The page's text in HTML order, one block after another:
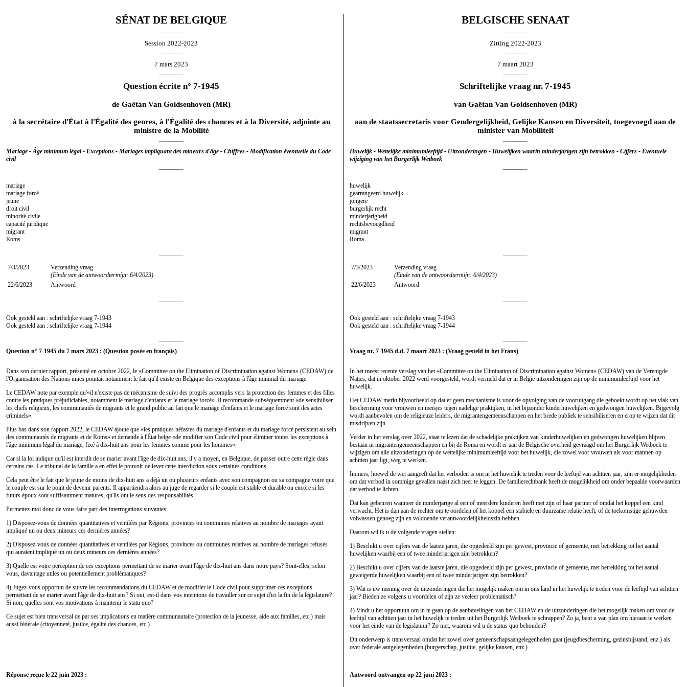
SÉNAT DE BELGIQUE BELGISCHE SENAAT
Session 2022-2023 Zitting 2022-2023
7 mars 2023 7 maart 2023
Question écrite n° 7-1945 Schriftelijke vraag nr. 7-1945
deGaëtan Van Goidsenhoven (MR) van Gaëtan Van Goidsenhoven(MR)
à la secrétaire d'État à l'Égalité des genres, à l'Égalité des chances et à la Diversité, adjointe au
ministre de la Mobilité
aan de staatssecretaris voor Gendergelijkheid, Gelijke Kansen en Diversiteit, toegevoegd aan de
minister van Mobiliteit
Mariage - Âge minimum légal - Exceptions - Mariages impliquant des mineurs d'âge - Chiffres - Modification éventuelle du Code
civil
Huwelijk - Wettelijke minimumleeftijd - Uitzonderingen - Huwelijken waarin minderjarigen zijn betrokken - Cijfers - Eventuele
wijziging van het Burgerlijk Wetboek
mariage
mariage forcé
jeune
droit civil
minorité civile
capacité juridique
migrant
Roms
huwelijk
gearrangeerd huwelijk
jongere
burgerlijk recht
minderjarigheid
rechtsbevoegdheid
migrant
Roma
7/3/2023
Verzending vraag
(Einde van de antwoordtermijn: 6/4/2023)
22/6/2023
Antwoord
7/3/2023
Verzending vraag
(Einde van de antwoordtermijn: 6/4/2023)
22/6/2023
Antwoord
Ook gesteld aan : schriftelijke vraag 7-1943
Ook gesteld aan : schriftelijke vraag 7-1944
Ook gesteld aan : schriftelijke vraag 7-1943
Ook gesteld aan : schriftelijke vraag 7-1944
Question n° 7-1945 du 7 mars 2023 : (Question posée en français) Vraag nr. 7-1945 d.d. 7 maart 2023 : (Vraag gesteld in het Frans)
Dans son dernier rapport, présenté en octobre 2022, le «Committee on the Elimination of Discrimination against Women» (CEDAW) de
l'Organisation des Nations unies pointait notamment le fait qu'il existe en Belgique des exceptions à l'âge minimal du mariage.
Le CEDAW note par exemple qu'«il n'existe pas de mécanisme de suivi des progrès accomplis vers la protection des femmes et des filles
contre les pratiques préjudiciables, notamment le mariage d'enfants et le mariage forcé». Il recommande subséquemment «de sensibiliser
les chefs religieux, les communautés de migrants et le grand public au fait que le mariage d'enfants et le mariage forcé sont des actes
criminels».
Plus bas dans son rapport 2022, le CEDAW ajoute que «les pratiques néfastes du mariage d'enfants et du mariage forcé persistent au sein
des communautés de migrants et de Roms» et demande à l'État belge «de modifier son Code civil pour éliminer toutes les exceptions à
l'âge minimum légal du mariage, fixé à dix-huit ans pour les femmes comme pour les hommes».
Car si la loi indique qu'il est interdit de se marier avant l'âge de dix-huit ans, il y a moyen, en Belgique, de passer outre cette règle dans
certains cas. Le tribunal de la famille a en effet le pouvoir de lever cette interdiction sous certaines conditions.
Cela peut être le fait que le jeune de moins de dix-huit ans a déjà un ou plusieurs enfants avec son compagnon ou sa compagne voire que
le couple est sur le point de devenir parents. Il appartiendra alors au juge de regarder si le couple est stable et durable ou encore si les
futurs époux sont suffisamment matures, qu'ils ont le sens des responsabilités.
Permettez-moi donc de vous faire part des interrogations suivantes:
1) Disposez-vous de données quantitatives et ventilées par Régions, provinces ou communes relatives au nombre de mariages ayant
impliqué un ou deux mineurs ces dernières années?
2) Disposez-vous de données quantitatives et ventilées par Régions, provinces ou communes relatives au nombre de mariages refusés
qui auraient impliqué un ou deux mineurs ces dernières années?
3) Quelle est votre perception de ces exceptions permettant de se marier avant l'âge de dix-huit ans dans notre pays? Sont-elles, selon
vous, davantage utiles ou potentiellement problématiques?
4) Jugez-vous opportun de suivre les recommandations du CEDAW et de modifier le Code civil pour supprimer ces exceptions
permettant de se marier avant l'âge de dix-huit ans? Si oui, est-il dans vos intentions de travailler sur ce sujet d'ici la fin de la législature?
Si non, quelles sont vos motivations à maintenir le statu quo?
Ce sujet est bien transversal de par ses implications en matière communautaire (protection de la jeunesse, aide aux familles, etc.) mais
aussi fédérale (citoyenneté, justice, égalité des chances, etc.).
In het meest recente verslag van het «Committee on the Elimination of Discrimination against Women» (CEDAW) van de Verenigde
Naties, dat in oktober 2022 werd voorgesteld, wordt vermeld dat er in België uitzonderingen zijn op de minimumleeftijd voor het
huwelijk.
Het CEDAW merkt bijvoorbeeld op dat er geen mechanisme is voor de opvolging van de vooruitgang die geboekt wordt op het vlak van
bescherming voor vrouwen en meisjes tegen nadelige praktijken, in het bijzonder kinderhuwelijken en gedwongen huwelijken. Bijgevolg
wordt aanbevolen om de religieuze leiders, de migrantengemeenschappen en het brede publiek te sensibiliseren en erop te wijzen dat dit
misdrijven zijn.
Verder in het verslag over 2022, staat te lezen dat de schadelijke praktijken van kinderhuwelijken en gedwongen huwelijken blijven
bestaan in migrantengemeenschappen en bij de Roma en wordt er aan de Belgische overheid gevraagd om het Burgerlijk Wetboek te
wijzigen om alle uitzonderingen op de wettelijke minimumleeftijd voor het huwelijk, die zowel voor vrouwen als voor mannen op
achttien jaar ligt, weg te werken.
Immers, hoewel de wet aangeeft dat het verboden is om in het huwelijk te treden voor de leeftijd van achttien jaar, zijn er mogelijkheden
om dat verbod in sommige gevallen naast zich neer te leggen. De familierechtbank heeft de mogelijkheid om onder bepaalde voorwaarden
dat verbod te lichten.
Dat kan gebeuren wanneer de minderjarige al een of meerdere kinderen heeft met zijn of haar partner of omdat het koppel een kind
verwacht. Het is dan aan de rechter om te oordelen of het koppel een stabiele en duurzame relatie heeft, of de toekomstige gehuwden
volwassen genoeg zijn en voldoende verantwoordelijkheidszin hebben.
Daarom wil ik u de volgende vragen stellen:
1) Beschikt u over cijfers van de laatste jaren, die opgedeeld zijn per gewest, provincie of gemeente, met betrekking tot het aantal
huwelijken waarbij een of twee minderjarigen zijn betrokken?
2) Beschikt u over cijfers van de laatste jaren, die opgedeeld zijn per gewest, provincie of gemeente, met betrekking tot het aantal
geweigerde huwelijken waarbij een of twee minderjarigen zijn betrokken?
3) Wat is uw mening over de uitzonderingen die het mogelijk maken om in ons land in het huwelijk te treden voor de leeftijd van achttien
jaar? Bieden ze volgens u voordelen of zijn ze veeleer problematisch?
4) Vindt u het opportuun om in te gaan op de aanbevelingen van het CEDAW en de uitzonderingen die het mogelijk maken om voor de
leeftijd van achttien jaar in het huwelijk te treden uit het Burgerlijk Wetboek te schrappen? Zo ja, bent u van plan om hieraan te werken
voor het einde van de legislatuur? Zo niet, waarom wil u de status quo behouden?
Dit onderwerp is transversaal omdat het zowel over gemeenschapsaangelegenheden gaat (jeugdbescherming, gezinsbijstand, enz.) als
over federale aangelegenheden (burgerschap, justitie, gelijke kansen, enz.).
Réponse reçue le 22 juin 2023 : Antwoord ontvangen op 22 juni 2023 :